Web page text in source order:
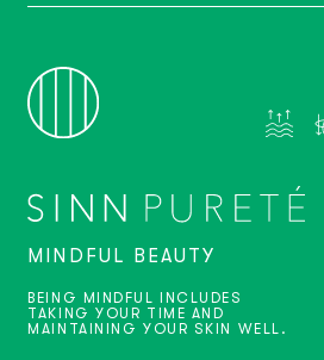
MINDFUL BEAUTY
BEING MINDFUL INCLUDES
TAKING YOUR TIME AND
MAINTAINING YOUR SKIN WELL.